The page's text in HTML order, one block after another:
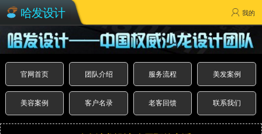
哈发设计 我的
官网首页 团队介绍 服务流程 美发案例
美容案例 客户名录 老客回馈 联系我们